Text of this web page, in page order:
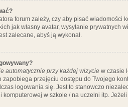
forum zależy, czy aby pisać
jak własny avatar, wysyłanie
zalecane, abyś ją wykonał.
automatycznie przy każdej wizycie w czasie
przejęciu dostępu do Twojego
logowania się. Jest to stanowczo
w szkole / na uczelni itp.